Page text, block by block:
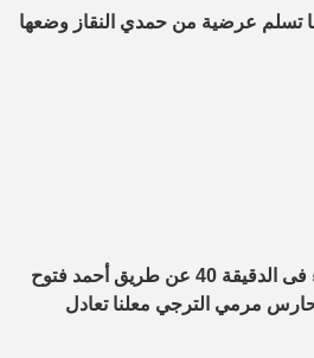
بعدما تسلم عرضية من حمدي النقاز وضعها
سيطر لاعبو الزمالك على ما تبقى من أحداث الشوط الأول أملا فى إحراز هدف التعادل والذي جاء فى الدقيقة 40 عن طريق أحمد فتوح
مرمي الترجي معلنا تعادل